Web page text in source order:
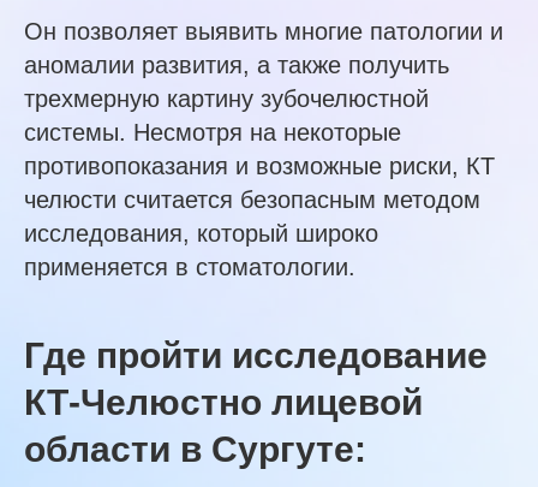
Он позволяет выявить многие патологии и
аномалии развития, а также получить
трехмерную картину зубочелюстной
системы. Несмотря на некоторые
противопоказания и возможные риски, КТ
челюсти считается безопасным методом
исследования, который широко
применяется в стоматологии.
Где пройти исследование
КТ-Челюстно лицевой
области в Сургуте: